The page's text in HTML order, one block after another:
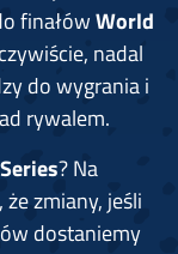
finałówWorld
nadal
do wygrania i
rywalem.
? Na
zmiany, jeśli
dostaniemy